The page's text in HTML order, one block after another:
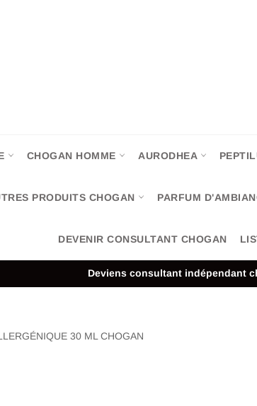
CHOGAN HOMME AURODHEA
PRODUITS CHOGAN PARFUM
DEVENIR CONSULTANT CHOGAN
Deviens consultant indépendant
30 ML CHOGAN